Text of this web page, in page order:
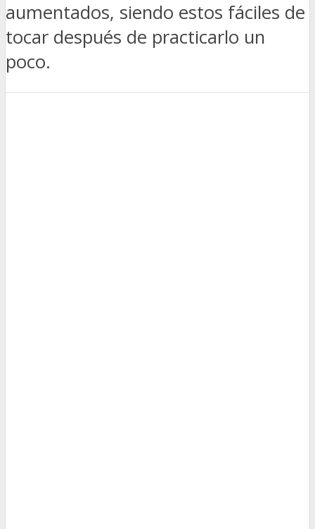
aumentados, siendo estos fáciles de
tocar después de practicarlo un
poco.